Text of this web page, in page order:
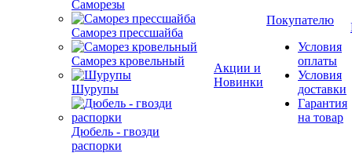
Саморезы
Саморез прессшайба
Саморез кровельный
Шурупы
Дюбель - гвозди
распорки
Акции и
Новинки
Покупателю
Условия
оплаты
Условия
доставки
Гарантия
на товар